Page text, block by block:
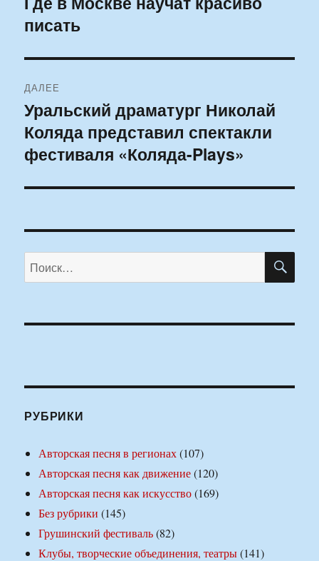
записям
запись:
писать
ДАЛЕЕ
Следующая
запись:
Уральский драматург Николай
Коляда представил спектакли
фестиваля «Коляда-Plays»
Искать:
РУБРИКИ
Авторская песня в регионах(107)
Авторская песня как движение(120)
Авторская песня как искусство(169)
Без рубрики (145)
Грушинский фестиваль(82)
Клубы, творческие объединения, театры(141)